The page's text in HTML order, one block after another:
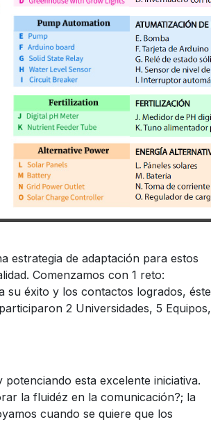
estrategia de adaptación para estos
Comenzamos con 1 reto:
su éxito y los contactos logrados, éste
2 Universidades, 5 Equipos,
esta excelente iniciativa.
la fluidéz en la comunicación?; la
cuando se quiere que los